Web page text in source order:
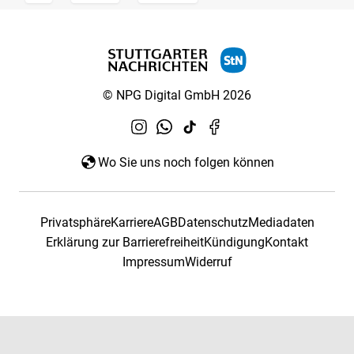
© NPG Digital GmbH 2026
Wo Sie uns noch folgen können
PrivatsphäreKarriereAGBDatenschutzMediadaten
Erklärung zur BarrierefreiheitKündigungKontakt
ImpressumWiderruf